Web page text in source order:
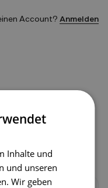
Account? Anmelden
und zu
zu entwickeln,
Inhalte und
und unseren
Wir geben